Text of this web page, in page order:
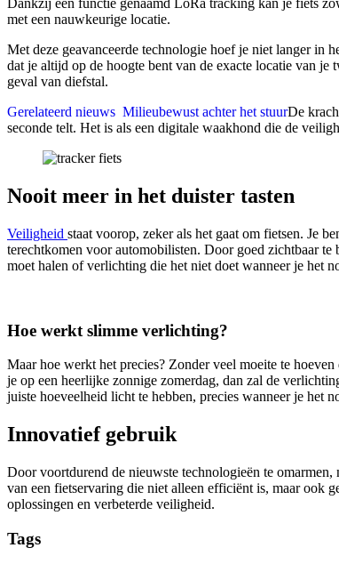
Dankzij een functie genaamd LoRa tracking kan je fiets
met een nauwkeurige locatie.
Met deze geavanceerde technologie hoef je niet langer in
dat je altijd op de hoogte bent van de exacte locatie van
geval van diefstal.
Gerelateerd nieuws Milieubewust achter het stuurDe
seconde telt. Het is als een digitale waakhond die de
Nooit meer in het duister tasten
Veiligheid staat voorop, zeker als het gaat om fietsen. Je
terechtkomen voor automobilisten. Door goed zichtbaar
moet halen of verlichting die het niet doet wanneer je het
Hoe werkt slimme verlichting?
Maar hoe werkt het precies? Zonder veel moeite te
je op een heerlijke zonnige zomerdag, dan zal de
juiste hoeveelheid licht te hebben, precies wanneer je het
Innovatief gebruik
Door voortdurend de nieuwste technologieën te
van een fietservaring die niet alleen efficiënt is, maar ook
oplossingen en verbeterde veiligheid.
Tags